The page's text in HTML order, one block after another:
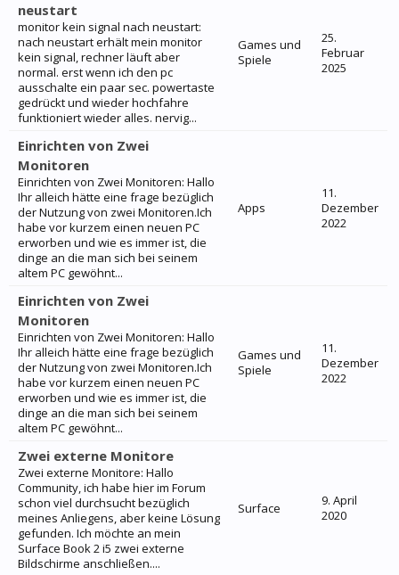
neustart
monitor kein signal nach neustart:
nach neustart erhält mein monitor
kein signal, rechner läuft aber
normal. erst wenn ich den pc
ausschalte ein paar sec. powertaste
gedrückt und wieder hochfahre
funktioniert wieder alles. nervig...
Games und
Spiele
25.
Februar
2025
Einrichten von Zwei
Monitoren
Einrichten von Zwei Monitoren: Hallo
Ihr alleich hätte eine frage bezüglich
der Nutzung von zwei Monitoren.Ich
habe vor kurzem einen neuen PC
erworben und wie es immer ist, die
dinge an die man sich bei seinem
altem PC gewöhnt...
Apps
11.
Dezember
2022
Einrichten von Zwei
Monitoren
Einrichten von Zwei Monitoren: Hallo
Ihr alleich hätte eine frage bezüglich
der Nutzung von zwei Monitoren.Ich
habe vor kurzem einen neuen PC
erworben und wie es immer ist, die
dinge an die man sich bei seinem
altem PC gewöhnt...
Games und
Spiele
11.
Dezember
2022
Zwei externe Monitore
Zwei externe Monitore: Hallo
Community, ich habe hier im Forum
schon viel durchsucht bezüglich
meines Anliegens, aber keine Lösung
gefunden. Ich möchte an mein
Surface Book 2 i5 zwei externe
Bildschirme anschließen....
Surface
9. April
2020